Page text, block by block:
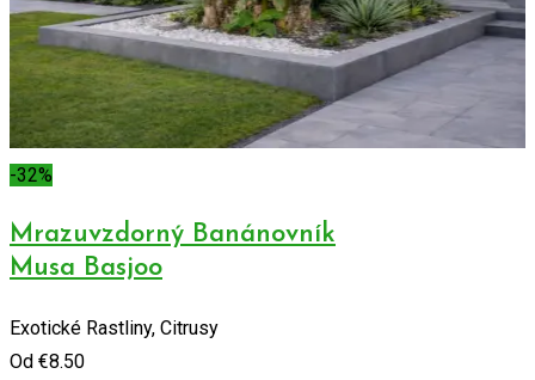
-32%
Mrazuvzdorný Banánovník
Musa Basjoo
Exotické Rastliny, Citrusy
Od €8.50